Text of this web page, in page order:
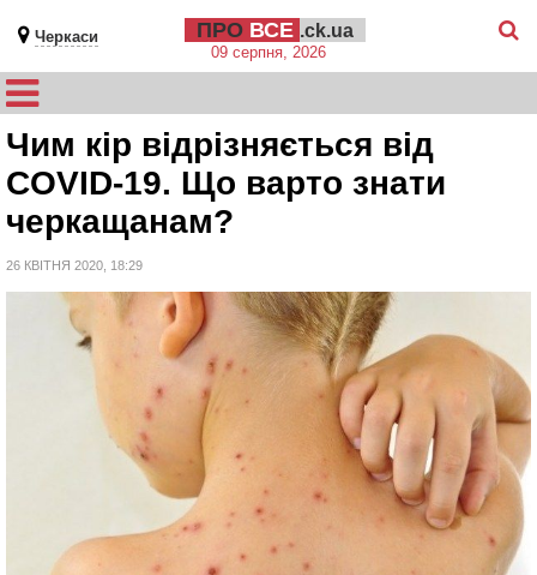
Черкаси ПРО ВСЕ .ck.ua
09 серпня, 2026
Чим кір відрізняється від
COVID-19. Що варто знати
черкащанам?
26 КВІТНЯ 2020, 18:29